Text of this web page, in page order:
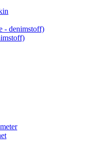
- denimstoff)